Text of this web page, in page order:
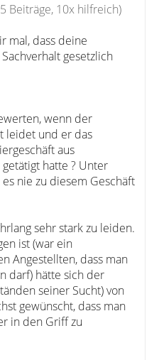
Beiträge, 10x hilfreich)
mal, dass deine
gesetzlich
wenn der
leidet und er das
aus
hatte ? Unter
nie zu diesem Geschäft
sehr stark zu leiden.
ist (war ein
Angestellten, dass man
darf) hätte sich der
seiner Sucht) von
gewünscht, dass man
in den Griff zu